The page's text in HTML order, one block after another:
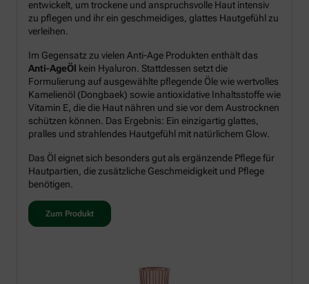
entwickelt, um trockene und anspruchsvolle Haut intensiv
zu pflegen und ihr ein geschmeidiges, glattes Hautgefühl zu
verleihen.
Im Gegensatz zu vielen Anti-Age Produkten enthält das
Anti-AgeÖl kein Hyaluron. Stattdessen setzt die
Formulierung auf ausgewählte pflegende Öle wie wertvolles
Kamelienöl (Dongbaek) sowie antioxidative Inhaltsstoffe wie
Vitamin E, die die Haut nähren und sie vor dem Austrocknen
schützen können. Das Ergebnis: Ein einzigartig glattes,
pralles und strahlendes Hautgefühl mit natürlichem Glow.
Das Öl eignet sich besonders gut als ergänzende Pflege für
Hautpartien, die zusätzliche Geschmeidigkeit und Pflege
benötigen.
Zum Produkt